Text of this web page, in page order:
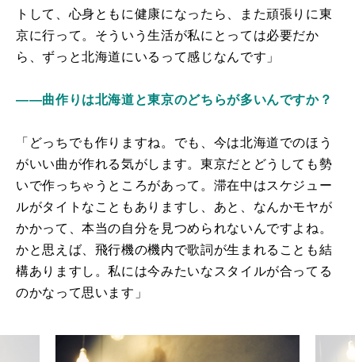
トして、心身ともに健康になったら、また頑張りに東
京に行って。そういう生活が私にとっては必要だか
ら、ずっと北海道にいるって感じなんです」
――曲作りは北海道と東京のどちらが多いんですか？
「どっちでも作りますね。でも、今は北海道でのほう
がいい曲が作れる気がします。東京だとどうしても勢
いで作っちゃうところがあって。滞在中はスケジュー
ルがタイトなこともありますし、あと、なんかモヤが
かかって、本当の自分を見つめられないんですよね。
かと思えば、飛行機の機内で歌詞が生まれることも結
構ありますし。私には今みたいなスタイルが合ってる
のかなって思います」